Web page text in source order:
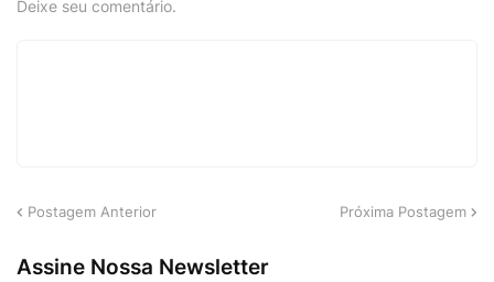
Deixe seu comentário.
Postagem Anterior Próxima Postagem
Assine Nossa Newsletter